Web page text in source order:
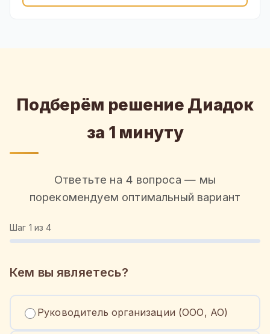
Подберём решение Диадок
за 1 минуту
Ответьте на 4 вопроса — мы
порекомендуем оптимальный вариант
Шаг 1 из 4
Кем вы являетесь?
Руководитель организации (ООО, АО)